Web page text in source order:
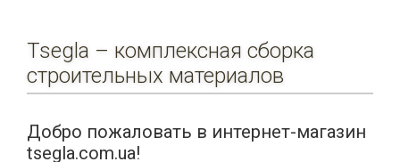
Tsegla – комплексная сборка
строительных материалов
Добро пожаловать в интернет-магазин
tsegla.com.ua!